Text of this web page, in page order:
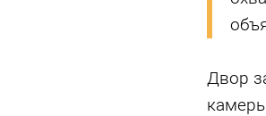
Двор